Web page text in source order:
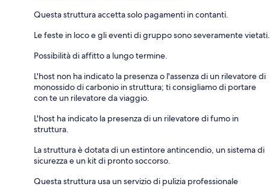
Questa struttura accetta solo pagamenti in contanti.
Le feste in loco e gli eventi di gruppo sono severamente vietati.
Possibilità di affitto a lungo termine.
L'host non ha indicato la presenza o l'assenza di un rilevatore di
monossido di carbonio in struttura; ti consigliamo di portare
con te un rilevatore da viaggio.
L'host ha indicato la presenza di un rilevatore di fumo in
struttura.
La struttura è dotata di un estintore antincendio, un sistema di
sicurezza e un kit di pronto soccorso.
Questa struttura usa un servizio di pulizia professionale